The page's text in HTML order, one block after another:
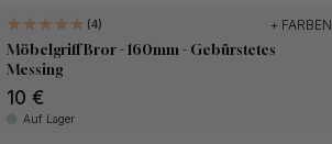
4 + FARBEN
Möbelgriff Bror - 160mm - Gebürstetes
Messing
10 €
Auf Lager